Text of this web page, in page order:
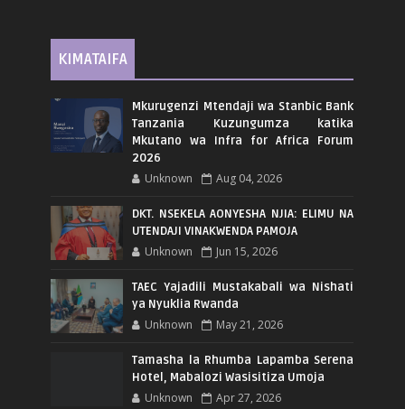
KIMATAIFA
Mkurugenzi Mtendaji wa Stanbic Bank
Tanzania Kuzungumza katika
Mkutano wa Infra for Africa Forum
2026
Unknown Aug 04, 2026
DKT. NSEKELA AONYESHA NJIA: ELIMU NA
UTENDAJI VINAKWENDA PAMOJA
Unknown Jun 15, 2026
TAEC Yajadili Mustakabali wa Nishati
ya Nyuklia Rwanda
Unknown May 21, 2026
Tamasha la Rhumba Lapamba Serena
Hotel, Mabalozi Wasisitiza Umoja
Unknown Apr 27, 2026